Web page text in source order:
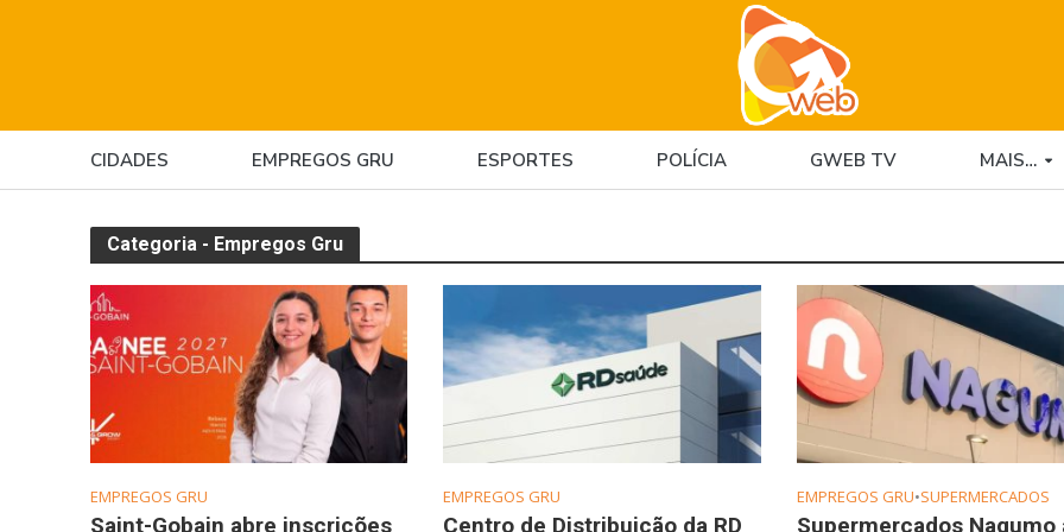
CIDADES EMPREGOS GRU ESPORTES POLÍCIA GWEB TV MAIS…
Categoria - Empregos Gru
EMPREGOS GRU
Saint-Gobain abre inscrições
EMPREGOS GRU
Centro de Distribuição da RD
EMPREGOS GRU•SUPERMERCADOS
Supermercados Nagumo